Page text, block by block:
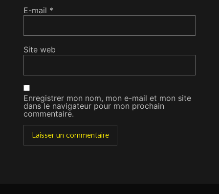
E-mail *
Site web
Enregistrer mon nom, mon e-mail et mon site
dans le navigateur pour mon prochain
commentaire.